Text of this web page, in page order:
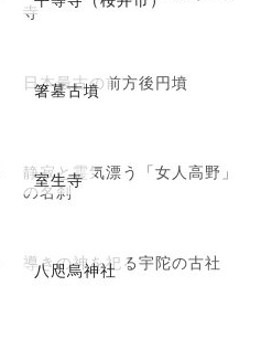
寺
箸墓古墳
日本最古の前方後円墳
室生寺
静寂と霊気漂う「女人高野」
の名刹
八咫烏神社
導きの神を祀る宇陀の古社